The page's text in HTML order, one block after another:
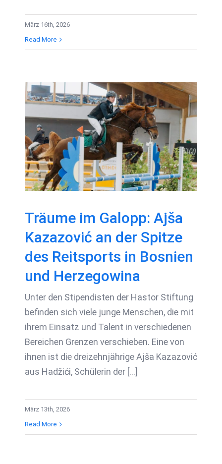
März 16th, 2026
Read More
Träume im Galopp:
Ajša Kazazović an
der Spitze des
Reitsports in Bosnien
und Herzegowina
Träume im Galopp: Ajša
Kazazović an der Spitze
des Reitsports in Bosnien
und Herzegowina
Unter den Stipendisten der Hastor Stiftung
befinden sich viele junge Menschen, die mit
ihrem Einsatz und Talent in verschiedenen
Bereichen Grenzen verschieben. Eine von
ihnen ist die dreizehnjährige Ajša Kazazović
aus Hadžići, Schülerin der [...]
März 13th, 2026
Read More